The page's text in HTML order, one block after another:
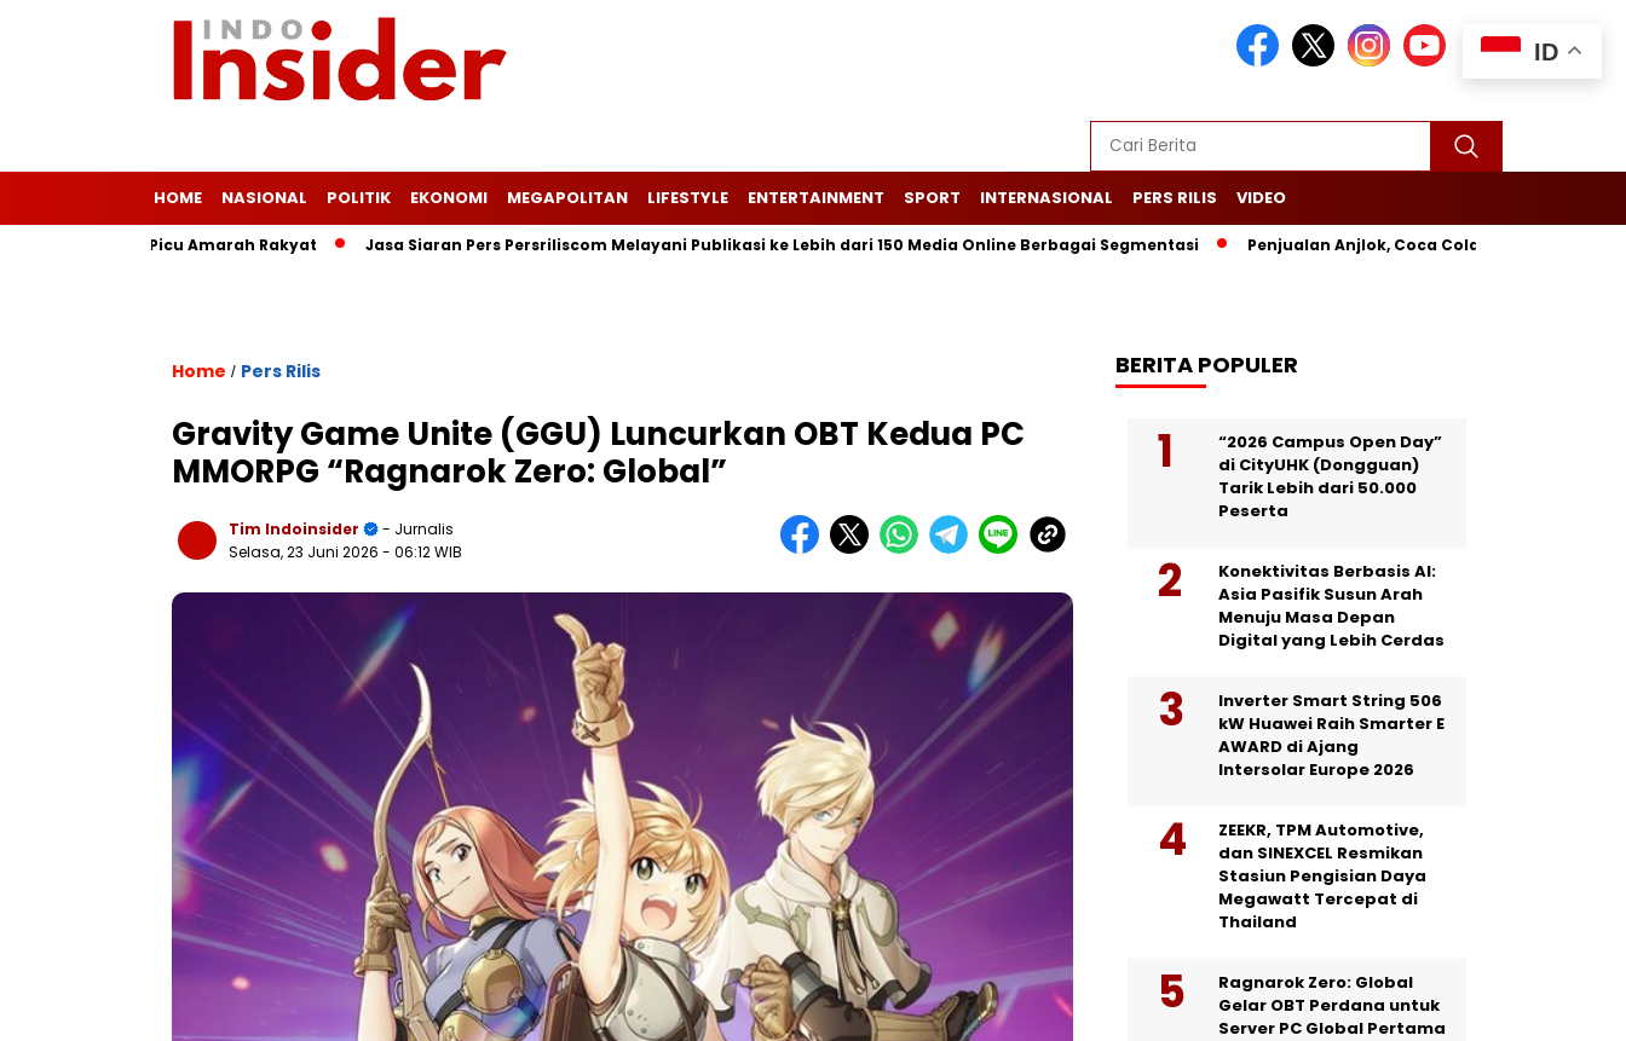
HOME NASIONAL POLITIK EKONOMI MEGAPOLITAN LIFESTYLE ENTERTAINMENT SPORT INTERNASIONAL PERS RILIS VIDEO
Picu Amarah Rakyat Jasa Siaran Pers Persriliscom Melayani Publikasi ke Lebih dari 150 Media Online Berbagai Segmentasi Penjualan Anjlok, Coca Cola Tutup Pabrik di Bali
Home / Pers Rilis
Gravity Game Unite (GGU) Luncurkan OBT Kedua PC
MMORPG “Ragnarok Zero: Global”
Tim Indoinsider
- Jurnalis
Selasa, 23 Juni 2026 - 06:12 WIB
BERITA POPULER
“2026 Campus Open Day”
di CityUHK (Dongguan)
Tarik Lebih dari 50.000
Peserta
Konektivitas Berbasis AI:
Asia Pasifik Susun Arah
Menuju Masa Depan
Digital yang Lebih Cerdas
Inverter Smart String 506
kW Huawei Raih Smarter E
AWARD di Ajang
Intersolar Europe 2026
ZEEKR, TPM Automotive,
dan SINEXCEL Resmikan
Stasiun Pengisian Daya
Megawatt Tercepat di
Thailand
Ragnarok Zero: Global
Gelar OBT Perdana untuk
Server PC Global Pertama
ID